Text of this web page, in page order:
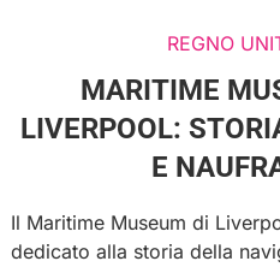
REGNO
MARITIME
LIVERPOOL:
E
Il Maritime Museum di
dedicato alla storia della